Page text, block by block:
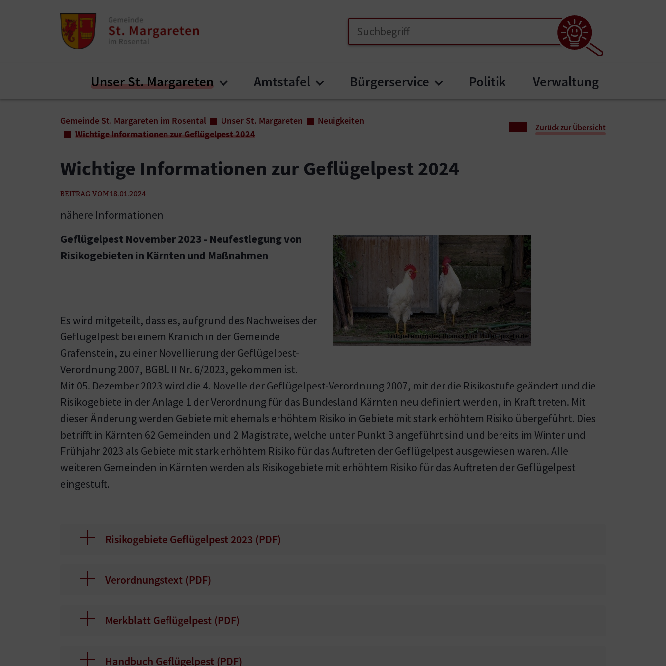
Unser St. Margareten Submenu for "Unser St. Margareten"
Amtstafel Submenu for "Amtstafel"
Bürgerservice Submenu for "Bürgerservice"
Politik Verwaltung
Gemeinde St. Margareten im Rosental Unser St. Margareten
Neuigkeiten
Wichtige Informationen zur Geflügelpest 2024
Zurück zur Übersicht
Wichtige Informationen zur Geflügelpest 2024
BEITRAG VOM 18.01.2024
nähere Informationen
Geflügelpest November 2023 - Neufestlegung von
Risikogebieten in Kärnten und Maßnahmen
Es wird mitgeteilt, dass es, aufgrund des Nachweises der
Geflügelpest bei einem Kranich in der Gemeinde
Grafenstein, zu einer Novellierung der Geflügelpest-
Verordnung 2007, BGBl. II Nr. 6/2023, gekommen ist.
Mit 05. Dezember 2023 wird die 4. Novelle der Geflügelpest-Verordnung 2007, mit der die Risikostufe geändert und die
Risikogebiete in der Anlage 1 der Verordnung für das Bundesland Kärnten neu definiert werden, in Kraft treten. Mit
dieser Änderung werden Gebiete mit ehemals erhöhtem Risiko in Gebiete mit stark erhöhtem Risiko übergeführt. Dies
betrifft in Kärnten 62 Gemeinden und 2 Magistrate, welche unter Punkt B angeführt sind und bereits im Winter und
Frühjahr 2023 als Gebiete mit stark erhöhtem Risiko für das Auftreten der Geflügelpest ausgewiesen waren. Alle
weiteren Gemeinden in Kärnten werden als Risikogebiete mit erhöhtem Risiko für das Auftreten der Geflügelpest
eingestuft.
Risikogebiete Geflügelpest 2023 (PDF)
Verordnungstext (PDF)
Merkblatt Geflügelpest (PDF)
Handbuch Geflügelpest (PDF)